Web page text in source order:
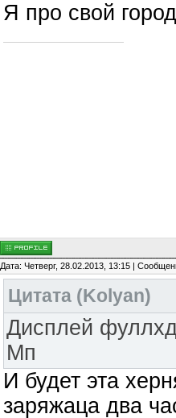
Я про свой
Дата: Четверг, 28.02.2013, 13:15 |
Цитата (Kolyan)
Дисплей
Мп
И будет эта
заряжаца два